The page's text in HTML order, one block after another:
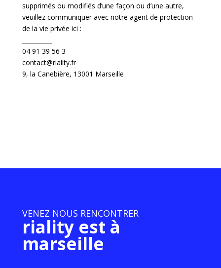
supprimés ou modifiés d’une façon ou d’une autre,
veuillez communiquer avec notre agent de protection
de la vie privée ici :
04 91 39 56 3
contact@riality.fr
9, la Canebière, 13001 Marseille
VENEZ NOUS RENCONTRER
riality est à
marseille